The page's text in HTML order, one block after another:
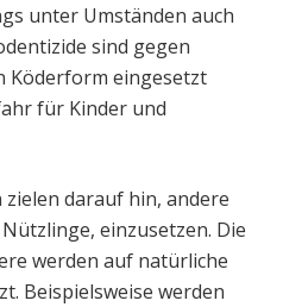
unter Umständen auch
sind gegen
Köderform eingesetzt
für Kinder und
darauf hin, andere
einzusetzen. Die
werden auf natürliche
Beispielsweise werden